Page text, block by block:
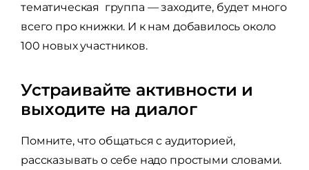
тематическая группа — заходите, будет много
всего про книжки. И к нам добавилось около
100 новых участников.
Устраивайте активности и
выходите на диалог
Помните, что общаться с аудиторией,
рассказывать о себе надо простыми словами.